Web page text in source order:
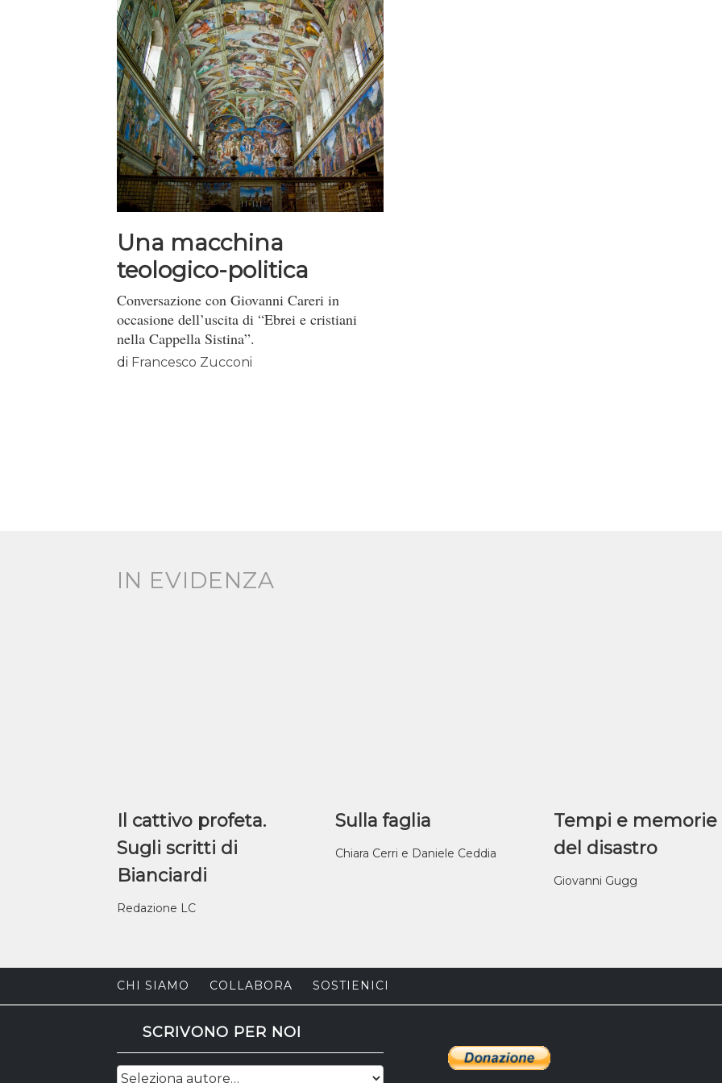
Una macchina
teologico-politica
Conversazione con Giovanni Careri in
occasione dell’uscita di “Ebrei e cristiani
nella Cappella Sistina”.
di Francesco Zucconi
IN EVIDENZA
Il cattivo profeta.
Sugli scritti di
Bianciardi
Redazione LC
Sulla faglia
Chiara Cerri e Daniele Ceddia
Tempi e memorie
del disastro
Giovanni Gugg
CHI SIAMO COLLABORA SOSTIENICI
SCRIVONO PER NOI